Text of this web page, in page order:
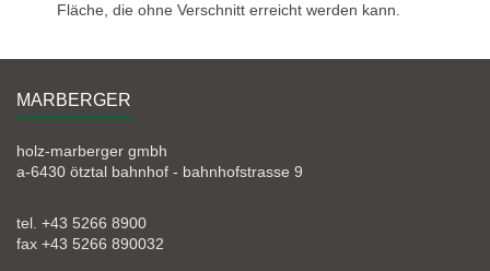
Fläche, die ohne Verschnitt erreicht werden kann.
MARBERGER
holz-marberger gmbh
a-6430 ötztal bahnhof - bahnhofstrasse 9
tel. +43 5266 8900
fax +43 5266 890032